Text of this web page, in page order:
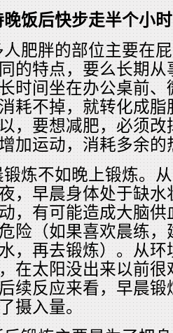
晚饭后快步走半个小
人肥胖的部位主要在
的特点，要么长期
时间坐在办公桌前
耗不掉，就转化成
，要想减肥，必须
加运动，消耗多余的
锻炼不如晚上锻炼。
，早晨身体处于缺
，有可能造成大脑
险（如果喜欢晨练，
，再去锻炼）。从
在太阳没出来以前
续反应来看，早晨
摄入量。